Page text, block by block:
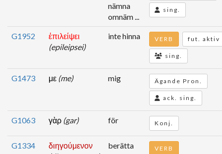
nämna
omnäm ...
sing.
G1952
ἐπιλείψει
(epileipsei)
inte hinna VERB fut. aktiv
sing.
G1473 με (me) mig Ägande Pron.
ack. sing.
G1063 γὰρ (gar) för Konj.
G1334
διηγούμενον
berätta VERB